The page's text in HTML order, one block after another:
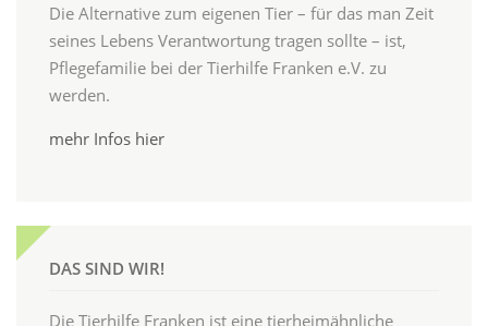
Die Alternative zum eigenen Tier – für das man Zeit
seines Lebens Verantwortung tragen sollte – ist,
Pflegefamilie bei der Tierhilfe Franken e.V. zu
werden.
mehr Infos hier
DAS SIND WIR!
Die Tierhilfe Franken ist eine tierheimähnliche